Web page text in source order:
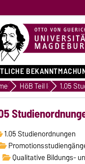
HöB Teil I 1.05
1.05 Studienordnungen
Qualitative Bildungs-